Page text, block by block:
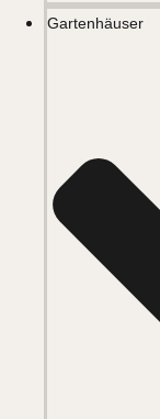
Gartenhäuser